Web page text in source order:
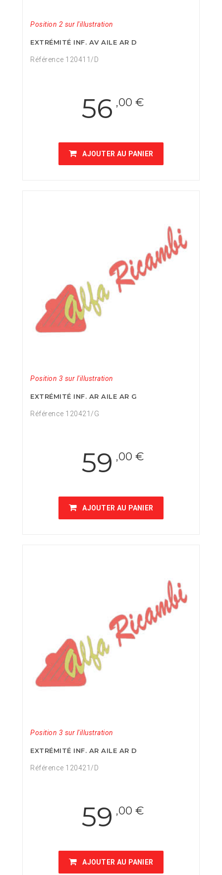
Position 2 sur l'illustration
EXTRÉMITÉ INF. AV AILE AR D
Référence 120411/D
56 ,00 €
AJOUTER AU PANIER
Position 3 sur l'illustration
EXTRÉMITÉ INF. AR AILE AR G
Référence 120421/G
59 ,00 €
AJOUTER AU PANIER
Position 3 sur l'illustration
EXTRÉMITÉ INF. AR AILE AR D
Référence 120421/D
59 ,00 €
AJOUTER AU PANIER